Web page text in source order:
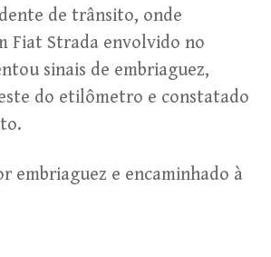
de trânsito, onde
Fiat Strada envolvido no
sinais de embriaguez,
do etilômetro e constatado
embriaguez e encaminhado à